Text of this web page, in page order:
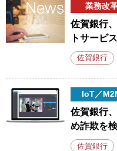
業務改
佐賀銀行
トサービ
佐賀銀行
IoT／
佐賀銀行
め詐欺を
佐賀銀行